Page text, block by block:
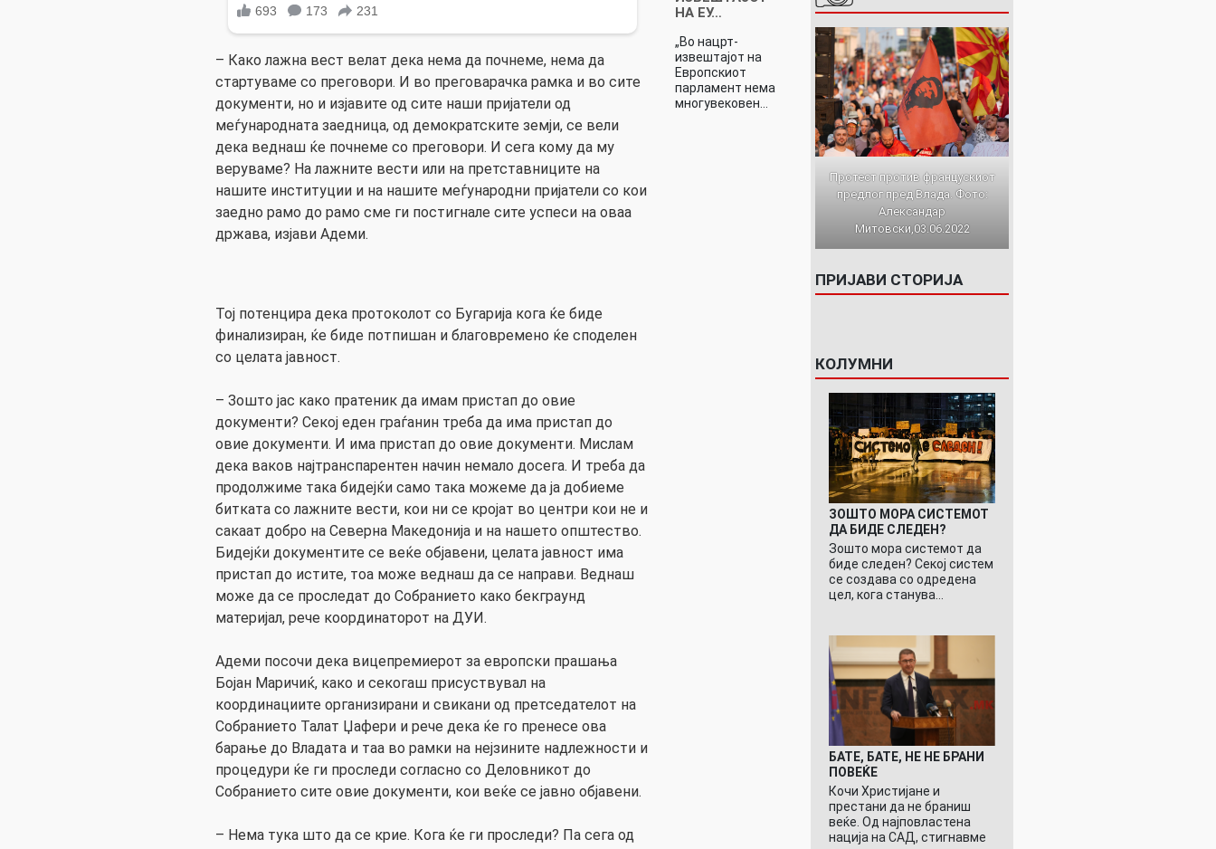
– Како лажна вест велат дека нема да почнеме, нема да
стартуваме со преговори. И во преговарачка рамка и во сите
документи, но и изјавите од сите наши пријатели од
меѓународната заедница, од демократските земји, се вели
дека веднаш ќе почнеме со преговори. И сега кому да му
веруваме? На лажните вести или на претставниците на
нашите институции и на нашите меѓународни пријатели со кои
заедно рамо до рамо сме ги постигнале сите успеси на оваа
држава, изјави Адеми.
Тој потенцира дека протоколот со Бугарија кога ќе биде
финализиран, ќе биде потпишан и благовремено ќе споделен
со целата јавност.
– Зошто јас како пратеник да имам пристап до овие
документи? Секој еден граѓанин треба да има пристап до
овие документи. И има пристап до овие документи. Мислам
дека ваков најтранспарентен начин немало досега. И треба да
продолжиме така бидејќи само така можеме да ја добиеме
битката со лажните вести, кои ни се кројат во центри кои не и
сакаат добро на Северна Македонија и на нашето општество.
Бидејќи документите се веќе објавени, целата јавност има
пристап до истите, тоа може веднаш да се направи. Веднаш
може да се проследат до Собранието како бекграунд
материјал, рече координаторот на ДУИ.
Адеми посочи дека вицепремиерот за европски прашања
Бојан Маричиќ, како и секогаш присуствувал на
координациите организирани и свикани од претседателот на
Собранието Талат Џафери и рече дека ќе го пренесе ова
барање до Владата и таа во рамки на нејзините надлежности и
процедури ќе ги проследи согласно со Деловникот до
Собранието сите овие документи, кои веќе се јавно објавени.
– Нема тука што да се крие. Кога ќе ги проследи? Па сега од
НА ЕУ…
„Во нацрт-
извештајот на
Европскиот
парламент нема
многувековен…
Протест против францускиот
предлог пред Влада. Фото:
Александар
Митовски,03.06.2022
ПРИЈАВИ СТОРИЈА
КОЛУМНИ
ЗОШТО МОРА СИСТЕМОТ
ДА БИДЕ СЛЕДЕН?
Зошто мора системот да
биде следен? Секој систем
се создава со одредена
цел, кога станува…
БАТЕ, БАТЕ, НЕ НЕ БРАНИ
ПОВЕЌЕ
Кочи Христијане и
престани да не браниш
веќе. Од најповластена
нација на САД, стигнавме